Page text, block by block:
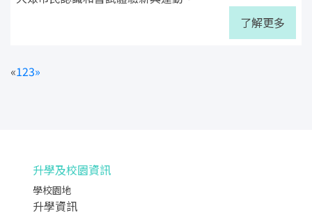
了解更多
«123»
升學及校園資訊
學校園地
升學資訊